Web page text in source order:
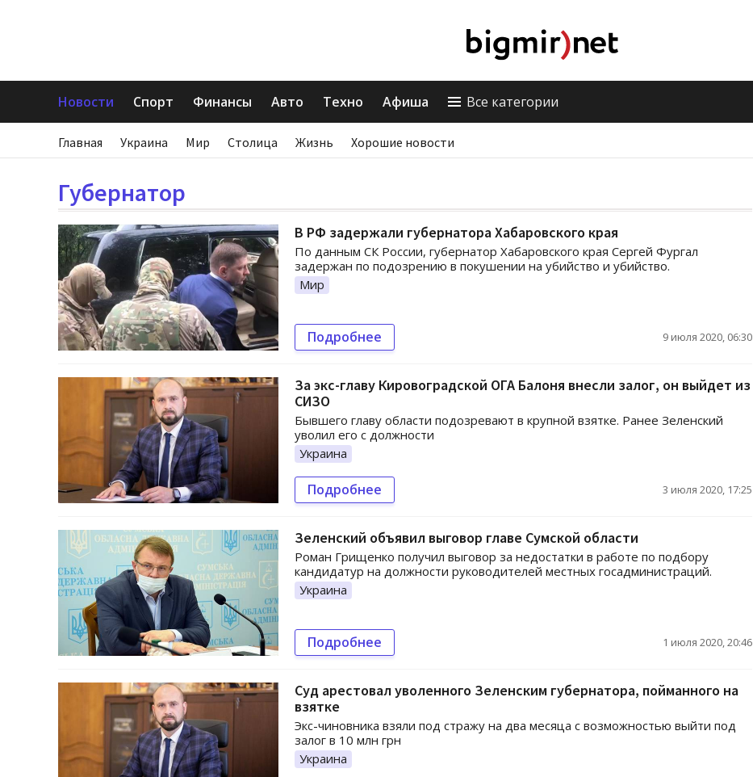
Новости Спорт Финансы Авто Техно Афиша Все категории
Главная Украина Мир Столица Жизнь Хорошие новости
Губернатор
В РФ задержали губернатора Хабаровского края
По данным СК России, губернатор Хабаровского края Сергей Фургал
задержан по подозрению в покушении на убийство и убийство.
Мир
Подробнее 9 июля 2020, 06:30
За экс-главу Кировоградской ОГА Балоня внесли залог, он выйдет из
СИЗО
Бывшего главу области подозревают в крупной взятке. Ранее Зеленский
уволил его с должности
Украина
Подробнее 3 июля 2020, 17:25
Зеленский объявил выговор главе Сумской области
Роман Грищенко получил выговор за недостатки в работе по подбору
кандидатур на должности руководителей местных госадминистраций.
Украина
Подробнее 1 июля 2020, 20:46
Суд арестовал уволенного Зеленским губернатора, пойманного на
взятке
Экс-чиновника взяли под стражу на два месяца с возможностью выйти под
залог в 10 млн грн
Украина